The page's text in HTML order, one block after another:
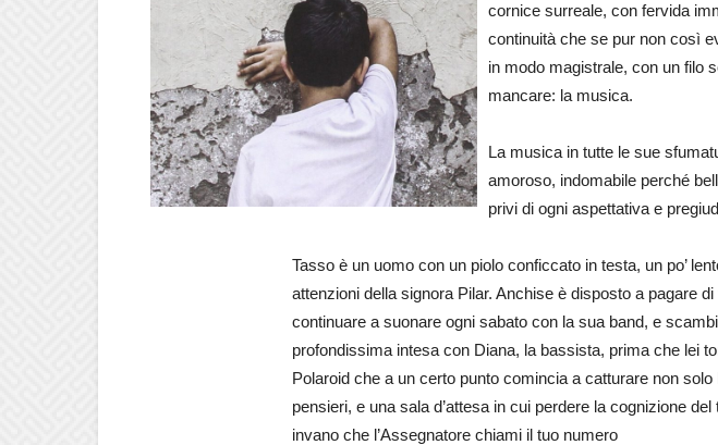
cornice surreale, con fervida
continuità che se pur non così
in modo magistrale, con un filo
mancare: la musica.
La musica in tutte le sue
amoroso, indomabile perché
privi di ogni aspettativa e
Tasso è un uomo con un piolo conficcato in testa, un po’
attenzioni della signora Pilar. Anchise è disposto a pagare
continuare a suonare ogni sabato con la sua band, e
profondissima intesa con Diana, la bassista, prima che lei
Polaroid che a un certo punto comincia a catturare non
pensieri, e una sala d’attesa in cui perdere la cognizione
invano che l’Assegnatore chiami il tuo numero